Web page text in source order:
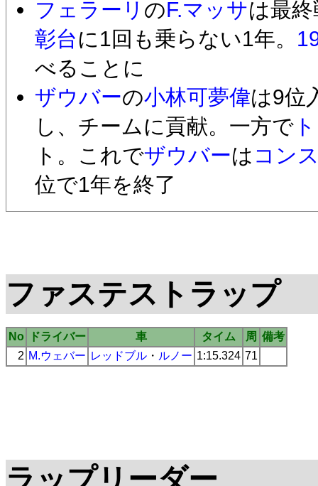
フェラーリ のF.マッサは最
彰台に1回も乗らない1年。
べることに
ザウバーの小林可夢偉は9位
し、チームに貢献。一方で
ト。これでザウバーは コン
位で1年を終了
ファステストラップ
No ドライバー 車 タイム 周 備考
2 M.ウェバー レッドブル ・ ルノー 1:15.324 71